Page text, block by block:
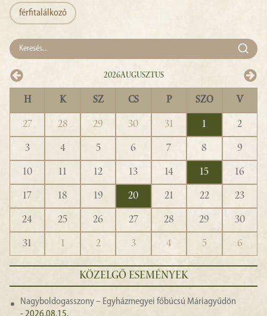
férfitalálkozó
2026Augusztus
H K SZ CS P SZO V
27 28 29 30 31 1
2
3
4 5 6 7 8
9
10
11 12 13 14 15
16
17
18 19 20 21 22
23
24
25 26 27 28 29
30
31
1 2 3 4 5 6
KÖZELGŐ ESEMÉNYEK
Nagyboldogasszony – Egyházmegyei főbúcsú Máriagyűdön
- 2026.08.15.